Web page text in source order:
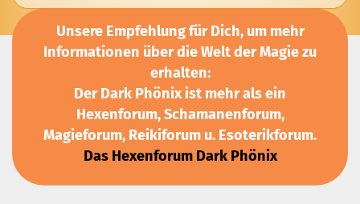
Unsere Empfehlung für Dich, um mehr
Informationen über die Welt der Magie zu
erhalten:
Der Dark Phönix ist mehr als ein
Hexenforum, Schamanenforum,
Magieforum, Reikiforum u. Esoterikforum.
Das Hexenforum Dark Phönix